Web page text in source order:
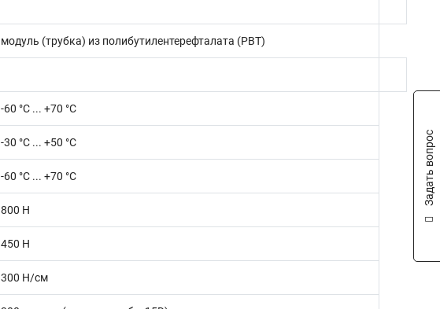
модуль (трубка) из полибутилентерефталата (PBT)
-60 °С ... +70 °С
-30 °С ... +50 °С
-60 °C ... +70 °C
800 Н
450 Н
300 Н/см
Задать вопрос